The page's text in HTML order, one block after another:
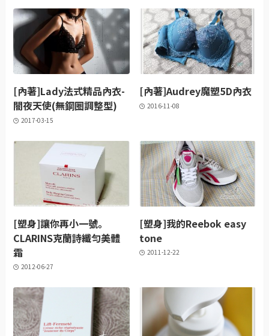
[內著]Lady法式精品內衣-
闇夜天使(無鋼圈調整型)
2017-03-15
[內著]Audrey魔塑5D內衣
2016-11-08
[塑身]讓你再小一號。
CLARINS克蘭詩纖匀美體
霜
2012-06-27
[塑身]我的Reebok easy
tone
2011-12-22